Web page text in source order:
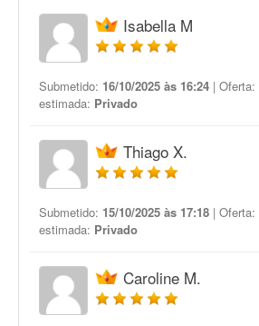
Isabella M
Submetido: 16/10/2025 às 16:24 | Oferta:
estimada: Privado
Thiago X.
Submetido: 15/10/2025 às 17:18 | Oferta:
estimada: Privado
Caroline M.